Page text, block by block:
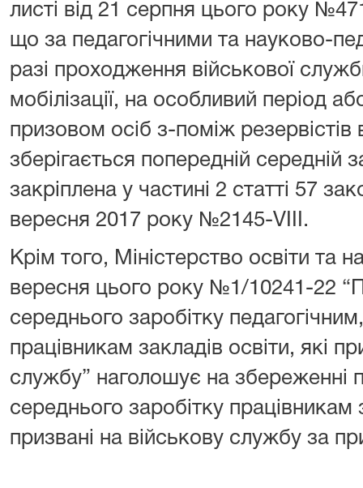
листі від 21 серпня цього року
що за педагогічними та науково-
разі проходження військової
мобілізації, на особливий період
призовом осіб з-поміж резервістів
зберігається попередній середній
закріплена у частині 2 статті 57
вересня 2017 року №2145-VIII.
Крім того, Міністерство освіти та
вересня цього року №1/10241-22
середнього заробітку
працівникам закладів освіти, які
службу” наголошує на збереженні
середнього заробітку працівникам
призвані на військову службу за